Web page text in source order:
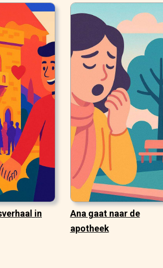
in
Ana gaat naar de
apotheek